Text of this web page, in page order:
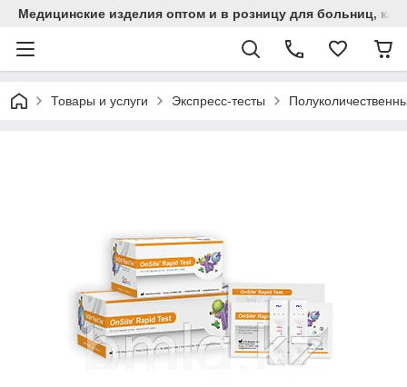
Медицинские изделия оптом и в розницу для больниц,
Товары и услуги Экспресс-тесты